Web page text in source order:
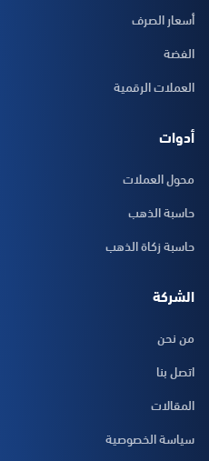
أسعار الصرف
الفضة
العملات الرقمية
أدوات
محول العملات
حاسبة الذهب
حاسبة زكاة الذهب
الشركة
من نحن
اتصل بنا
المقالات
سياسة الخصوصية